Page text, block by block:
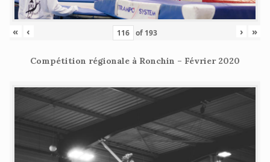
« ‹ of 193 › »
Compétition régionale à Ronchin – Février 2020